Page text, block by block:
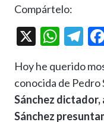
Compártelo:
X
W
at
s
A
T
e
gr
a
Hoy he querido
conocida de Pedro
Sánchez dictador,
Sánchez